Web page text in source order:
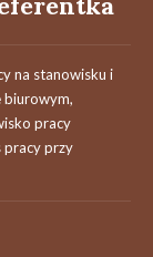
na stanowisku i
biurowym,
pracy
pracy przy